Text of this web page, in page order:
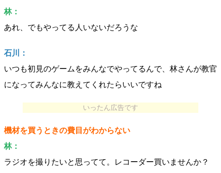
林：
あれ、でもやってる人いないだろうな
石川：
いつも初見のゲームをみんなでやってるんで、林さんが教官
になってみんなに教えてくれたらいいですね
いったん広告です
機材を買うときの費目がわからない
林：
ラジオを撮りたいと思ってて。レコーダー買いませんか？